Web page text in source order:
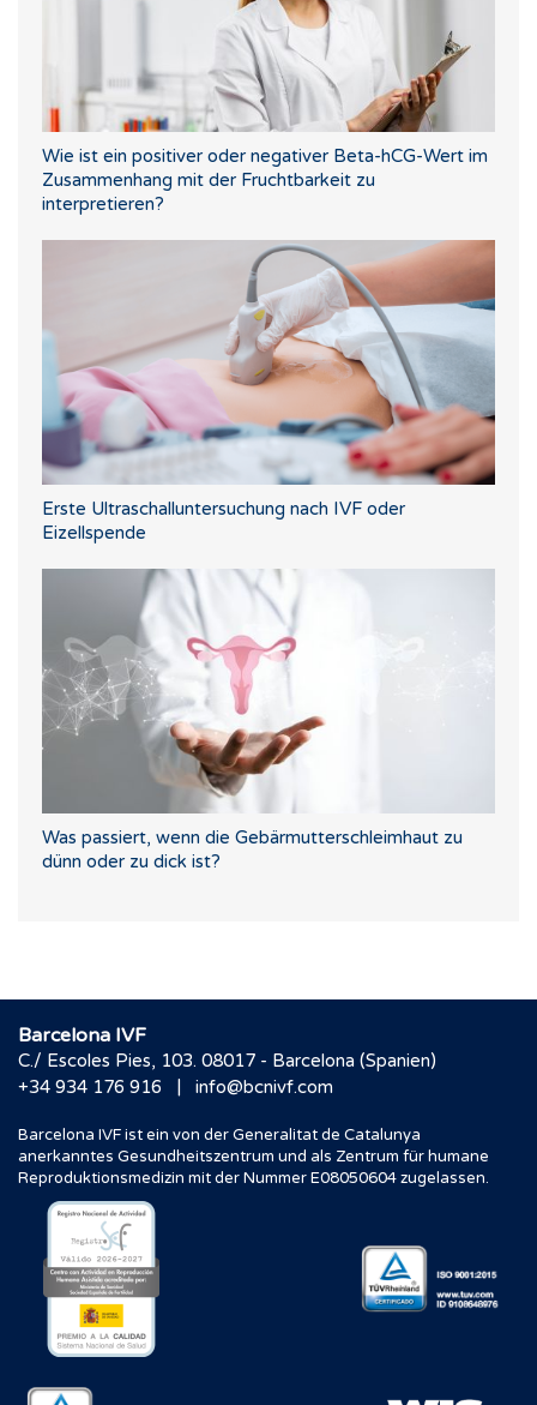
Wie ist ein positiver oder negativer Beta-hCG-Wert im
Zusammenhang mit der Fruchtbarkeit zu
interpretieren?
Erste Ultraschalluntersuchung nach IVF oder
Eizellspende
Was passiert, wenn die Gebärmutterschleimhaut zu
dünn oder zu dick ist?
Barcelona IVF
C./ Escoles Pies, 103. 08017 - Barcelona (Spanien)
+34 934 176 916
| info@bcnivf.com
Barcelona IVF ist ein von der Generalitat de Catalunya
anerkanntes Gesundheitszentrum und als Zentrum für humane
Reproduktionsmedizin mit der Nummer E08050604 zugelassen.